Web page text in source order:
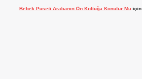
Bebek Puseti Arabanın Ön Koltuğa Konulur Muiçin